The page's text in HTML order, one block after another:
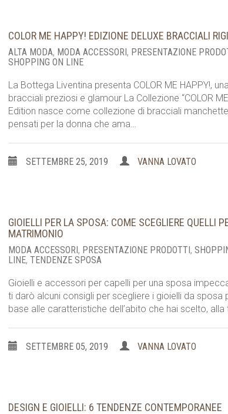
COLOR ME HAPPY! EDIZIONE DELUXE BRACCIALI
ALTA MODA, MODA ACCESSORI, PRESENTAZIONE
SHOPPING ON LINE
La Bottega Liventina presenta COLOR ME HAPPY!,
bracciali preziosi e glamour La Collezione “COLOR
Edition nasce come collezione di bracciali
pensati per la donna che ama…
SETTEMBRE 25, 2019 VANNA LOVATO
GIOIELLI PER LA SPOSA: COME SCEGLIERE QUELLI
MATRIMONIO
MODA ACCESSORI, PRESENTAZIONE PRODOTTI,
LINE,TENDENZE SPOSA
Gioielli e accessori per capelli per una sposa
ti darò alcuni consigli per scegliere i gioielli da sposa
base alle caratteristiche dell’abito che hai scelto,
SETTEMBRE 05, 2019 VANNA LOVATO
DESIGN E GIOIELLI: 6 TENDENZE CONTEMPORANEE